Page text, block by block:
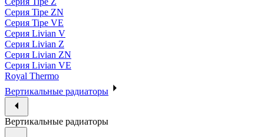
Серия Tipe ZN
Серия Tipe VE
Серия Livian V
Серия Livian Z
Серия Livian ZN
Серия Livian VE
Royal Thermo
Вертикальные радиаторы
Вертикальные радиаторы